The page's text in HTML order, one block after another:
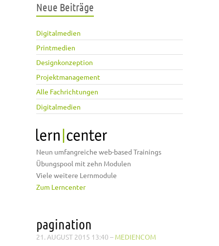
Neue Beiträge
Digitalmedien
Printmedien
Designkonzeption
Projektmanagement
Alle Fachrichtungen
Digitalmedien
Neun umfangreiche web-based Trainings
Übungspool mit zehn Modulen
Viele weitere Lernmodule
Zum Lerncenter
pagination
21. AUGUST 2015 13:40 – MEDIENCOM